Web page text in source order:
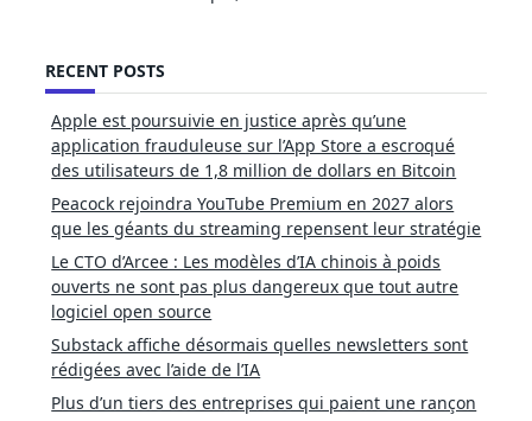
RECENT POSTS
Apple est poursuivie en justice après qu’une
application frauduleuse sur l’App Store a escroqué
des utilisateurs de 1,8 million de dollars en Bitcoin
Peacock rejoindra YouTube Premium en 2027 alors
que les géants du streaming repensent leur stratégie
Le CTO d’Arcee : Les modèles d’IA chinois à poids
ouverts ne sont pas plus dangereux que tout autre
logiciel open source
Substack affiche désormais quelles newsletters sont
rédigées avec l’aide de l’IA
Plus d’un tiers des entreprises qui paient une rançon